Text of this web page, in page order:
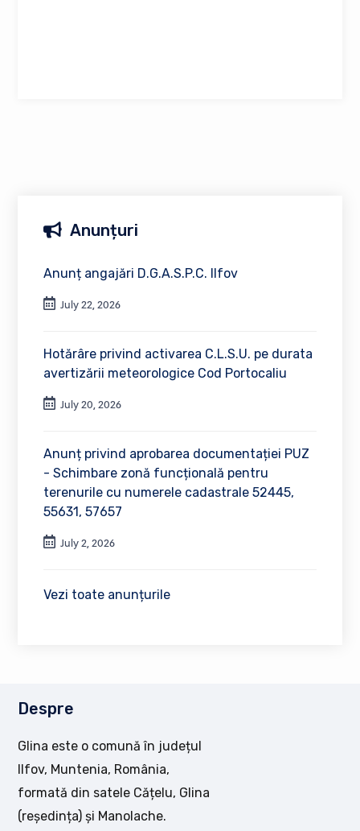
Anunțuri
Anunț angajări D.G.A.S.P.C. Ilfov
July 22, 2026
Hotărâre privind activarea C.L.S.U. pe durata
avertizării meteorologice Cod Portocaliu
July 20, 2026
Anunț privind aprobarea documentației PUZ
- Schimbare zonă funcțională pentru
terenurile cu numerele cadastrale 52445,
55631, 57657
July 2, 2026
Vezi toate anunțurile
Despre
Glina este o comună în județul
Ilfov, Muntenia, România,
formată din satele Cățelu, Glina
(reședința) și Manolache.